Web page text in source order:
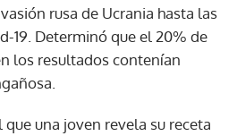
rusa de Ucrania hasta las
19. Determinó que el 20% de
los resultados contenían
una joven revela su receta